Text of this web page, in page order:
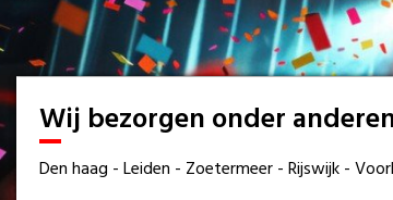
Wij bezorgen onder
Den haag - Leiden - Zoetermeer - Rijswijk -